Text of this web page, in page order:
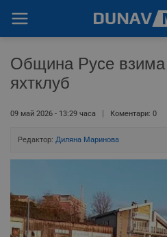
Община Русе взима
яхтклуб
09 май 2026 - 13:29 часа Коментари: 0
Редактор: Диляна Маринова